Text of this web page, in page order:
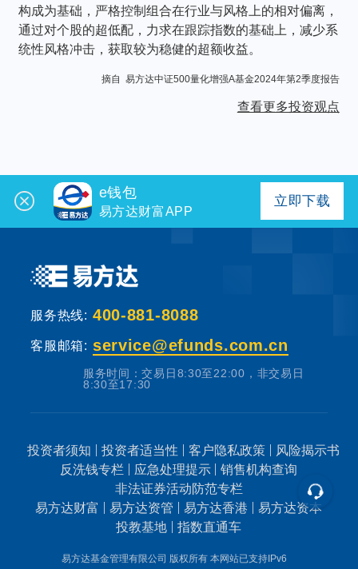
构成为基础，严格控制组合在行业与风格上的相对偏离，
通过对个股的超低配，力求在跟踪指数的基础上，减少系
统性风格冲击，获取较为稳健的超额收益。
摘自 易方达中证500量化增强A基金2024年第2季度报告
查看更多投资观点
e钱包
易方达财富APP
立即下载
服务热线: 400-881-8088
客服邮箱: service@efunds.com.cn
服务时间：交易日8:30至22:00，非交易日
8:30至17:30
投资者须知 投资者适当性 客户隐私政策
风险揭示书
反洗钱专栏
应急处理提示
销售机构查询
非法证券活动防范专栏
易方达财富
易方达资管 易方达香港
易方达资本
投教基地
指数直通车
易方达基金管理有限公司 版权所有 本网站已支持IPv6